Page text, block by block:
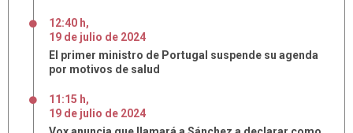
12:40 h,
19 de julio de 2024
El primer ministro de Portugal suspende su agenda
por motivos de salud
11:15 h,
19 de julio de 2024